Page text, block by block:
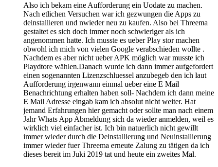
Also ich bekam eine Aufforderung ein Uodate zu machen.
Nach etlichen Versuchen war ich gezwungen die Apps zu
deinstallieren und nwieder neu zu kaufen. Also bei Threema
gestaltet es sich doch immer noch schwieriger als ich
angenommen hatte. Ich musste es ueber Play stor machen
obwohl ich mich von vielen Google verabschieden wollte .
Nachdem es aber nicht ueber APK möglich war musste ich
Playdtore wählen.Danach wurde ich dann immer aufgefordert
einen sogenannten Lizenzschluessel anzubegeb den ich laut
Aufforderung irgenwann einmal ueber eine E Mail
Benachrichtung erhalten haben soll- Nachdem ich dann meine
E Mail Adresse eingab kam ich absolut nicht weiter. Hat
jemand Erfahrungen hier gemacht oder sollte man nach einem
Jahr Whats App Abmeldung sich da wieder anmelden, weil es
wirklich viel einfacher ist. Ich bin natuerlich nicht gewillt
immer wieder durch die Deinstallierung und Neuinstallierung
immer wieder fuer Threema erneute Zalung zu tätigen da ich
dieses bereit im Juki 2019 tat und heute ein zweites Mal.